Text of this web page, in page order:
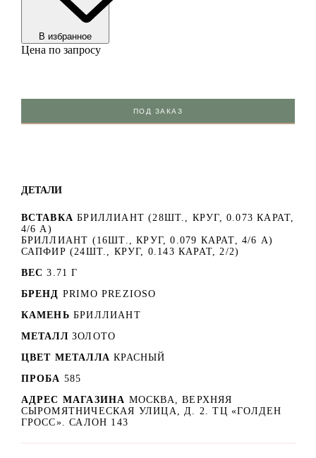
В избранноe
Цена по запросу
ПОД ЗАКАЗ
ДЕТАЛИ
ВСТАВКА БРИЛЛИАНТ (28ШТ., КРУГ, 0.073 КАРАТ,
4/6 А)
БРИЛЛИАНТ (16ШТ., КРУГ, 0.079 КАРАТ, 4/6 А)
САПФИР (24ШТ., КРУГ, 0.143 КАРАТ, 2/2)
ВЕС 3.71 Г
БРЕНД PRIMO PREZIOSO
КАМЕНЬ БРИЛЛИАНТ
МЕТАЛЛ ЗОЛОТО
ЦВЕТ МЕТАЛЛА КРАСНЫЙ
ПРОБА 585
АДРЕС МАГАЗИНА МОСКВА, ВЕРХНЯЯ
СЫРОМЯТНИЧЕСКАЯ УЛИЦА, Д. 2. ТЦ «ГОЛДЕН
ГРОСС». САЛОН 143